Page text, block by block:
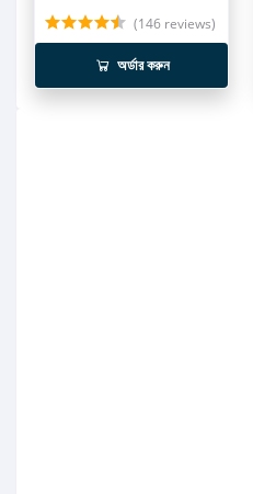
(146 reviews)
অর্ডার করুন